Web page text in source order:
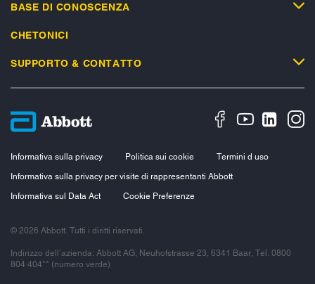
BASE DI CONOSCENZA
CHETONICI
SUPPORTO & CONTATTO
Informativa sulla privacy Politica sui cookie
Termini d uso
Informativa sulla privacy per visite di rappresentanti Abbott
Informativa sul Data Act
Cookie Preferenze
© 2026 Abbott. Tutti i diritti riservati.
Indirizzo dell’azienda: Abbott AG, Neuhofstrasse 23, 6341 Baar, Tel. 0800
804 404** (numero verde)